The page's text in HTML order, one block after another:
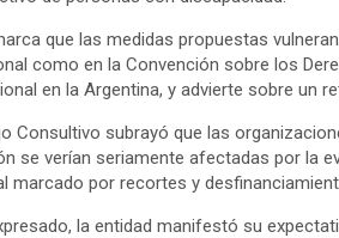
que las medidas propuestas
como en la Convención sobre los
en la Argentina, y advierte sobre un
Consultivo subrayó que las
se verían seriamente afectadas por la
marcado por recortes y
la entidad manifestó su